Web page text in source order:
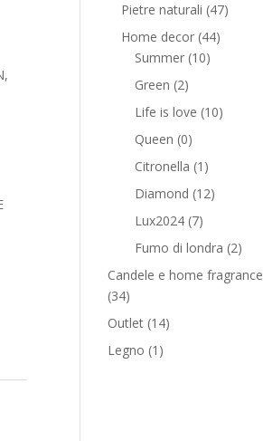
Pietre naturali (47)
Home decor (44)
Summer (10)
Green (2)
Life is love (10)
Queen (0)
Citronella (1)
Diamond (12)
Lux2024 (7)
Fumo di londra (2)
Candele e home fragrance
(34)
Outlet (14)
Legno (1)